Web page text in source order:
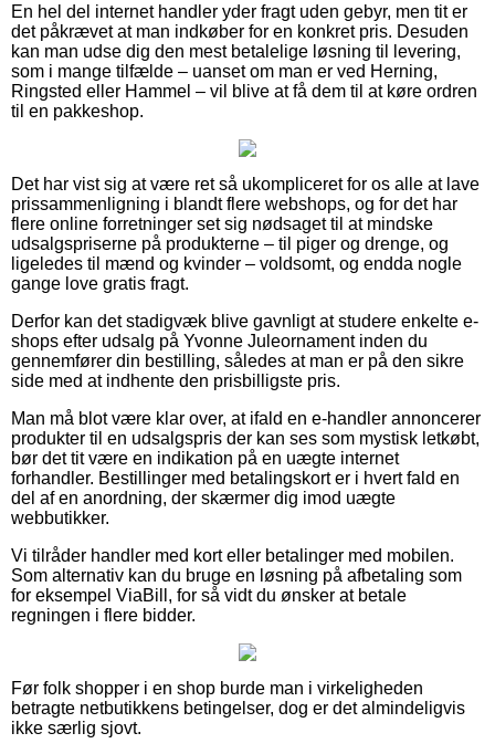
En hel del internet handler yder fragt uden gebyr, men tit er
det påkrævet at man indkøber for en konkret pris. Desuden
kan man udse dig den mest betalelige løsning til levering,
som i mange tilfælde – uanset om man er ved Herning,
Ringsted eller Hammel – vil blive at få dem til at køre ordren
til en pakkeshop.
Det har vist sig at være ret så ukompliceret for os alle at lave
prissammenligning i blandt flere webshops, og for det har
flere online forretninger set sig nødsaget til at mindske
udsalgspriserne på produkterne – til piger og drenge, og
ligeledes til mænd og kvinder – voldsomt, og endda nogle
gange love gratis fragt.
Derfor kan det stadigvæk blive gavnligt at studere enkelte e-
shops efter udsalg på Yvonne Juleornament inden du
gennemfører din bestilling, således at man er på den sikre
side med at indhente den prisbilligste pris.
Man må blot være klar over, at ifald en e-handler annoncerer
produkter til en udsalgspris der kan ses som mystisk letkøbt,
bør det tit være en indikation på en uægte internet
forhandler. Bestillinger med betalingskort er i hvert fald en
del af en anordning, der skærmer dig imod uægte
webbutikker.
Vi tilråder handler med kort eller betalinger med mobilen.
Som alternativ kan du bruge en løsning på afbetaling som
for eksempel ViaBill, for så vidt du ønsker at betale
regningen i flere bidder.
Før folk shopper i en shop burde man i virkeligheden
betragte netbutikkens betingelser, dog er det almindeligvis
ikke særlig sjovt.